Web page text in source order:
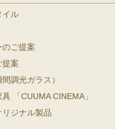
イル
のご提案
提案
調光ガラス）
「CUUMA CINEMA」
ジナル製品